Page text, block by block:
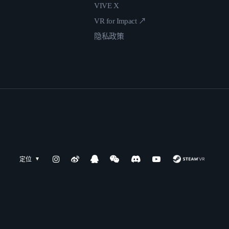
VIVE X
VR for Impact ↗
隐私政策
定位